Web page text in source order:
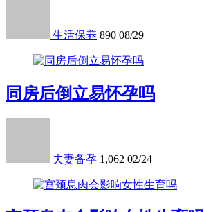
生活保养 890 08/29
同房后倒立易怀孕吗
夫妻备孕 1,062 02/24